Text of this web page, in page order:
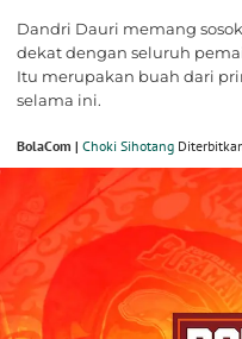
Dandri Dauri memang
dekat dengan seluruh
Itu merupakan buah dari
selama ini.
BolaCom | Choki Sihotang